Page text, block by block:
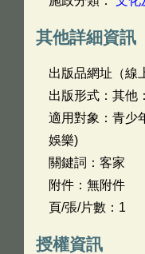
其他詳細資訊
出版品網址（線
出版形式：其他
適用對象：青少
娛樂)
關鍵詞：客家
附件：無附件
頁/張/片數：1
授權資訊